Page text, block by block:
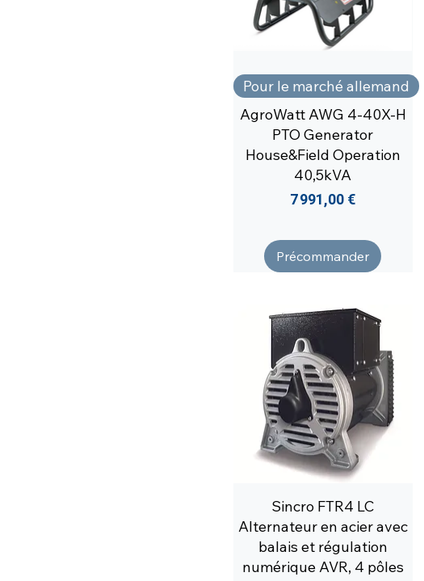
Pour le marché allemand
AgroWatt AWG 4-40X-H
PTO Generator
House&Field Operation
40,5kVA
Prix
7 991,00 €
Précommander
Sincro FTR4 LC
Alternateur en acier avec
balais et régulation
numérique AVR, 4 pôles